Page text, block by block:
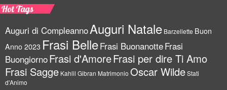
Hot Tags
Auguri di CompleannoAuguri Natale Barzellette Buon
Anno 2023 Frasi BelleFrasi BuonanotteFrasi
BuongiornoFrasi d'AmoreFrasi per dire Ti Amo
Frasi Sagge Kahlil Gibran Matrimonio Oscar WildeStati
d'Animo